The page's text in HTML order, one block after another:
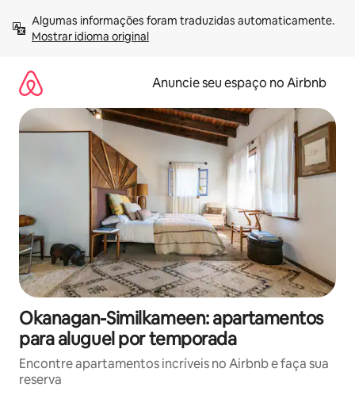
para
Mostrar idioma original
Anuncie seu espaço no Airbnb
Okanagan-Similkameen: apartamentos
para aluguel por temporada
Encontre apartamentos incríveis no Airbnb e faça sua
reserva